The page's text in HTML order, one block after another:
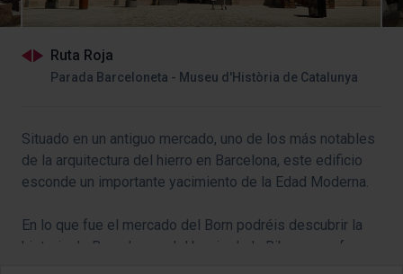
Ruta Roja
Parada Barceloneta - Museu d'Història de Catalunya
Situado en un antiguo mercado, uno de los más notables
de la arquitectura del hierro en Barcelona, este edificio
esconde un importante yacimiento de la Edad Moderna.
En lo que fue el mercado del Born podréis descubrir la
historia de Barcelona y del barrio de la Ribera, que fue